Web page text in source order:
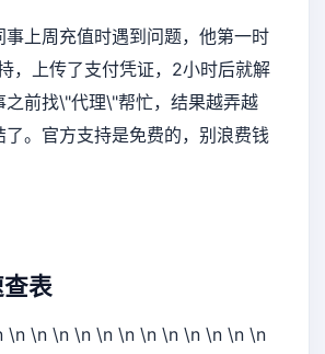
事上周充值时遇到问题，他第一时
，上传了支付凭证，2小时后就解
之前找\"代理\"帮忙，结果越弄越
。官方支持是免费的，别浪费钱
表
\n \n \n \n \n \n \n \n \n \n \n \n